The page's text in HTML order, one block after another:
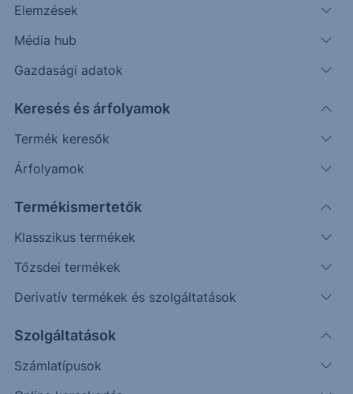
Elemzések
Média hub
Gazdasági adatok
Keresés és árfolyamok
Termék keresők
Árfolyamok
Termékismertetők
Klasszikus termékek
Tőzsdei termékek
Derivatív termékek és szolgáltatások
Szolgáltatások
Számlatípusok
Pletser Tamással és Vincze Ádámmal az USA,
Izrael és Irán közötti konfliktust jártuk körbe –
politikai, gazdasági és piaci szemszögből. Nézd
meg, hogyan hat mindez a globális helyzetre és a
befektetési környezetre.